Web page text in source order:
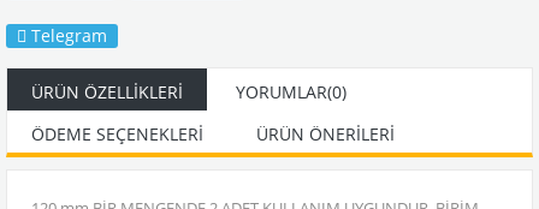
Telegram
ÜRÜN ÖZELLIKLERI YORUMLAR(0)
ÖDEME SEÇENEKLERI
ÜRÜN ÖNERILERI